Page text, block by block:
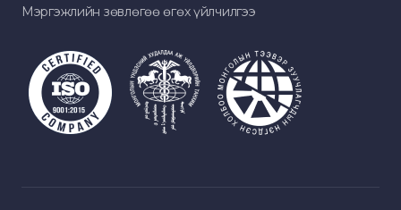
Мэргэжлийн зөвлөгөө өгөх үйлчилгээ